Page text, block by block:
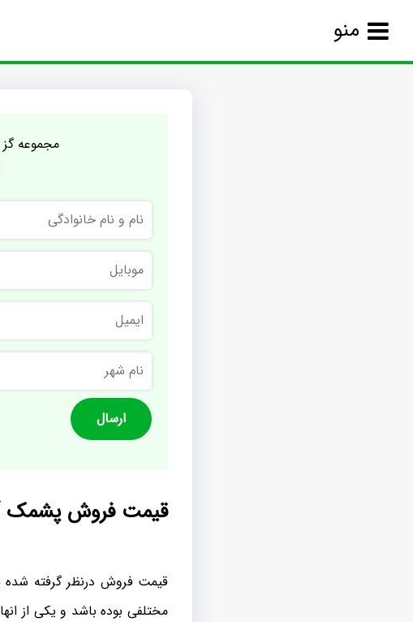
منو
مجموعه
و
نام
خانوادگی
موبایل
ایمیل
نام
شهر
قیمت فروش پشمک
قیمت فروش درنظر گرفته شده
مختلفی بوده باشد و یکی از